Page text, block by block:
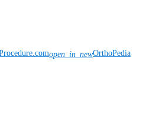
open_in_newOrthoPedia